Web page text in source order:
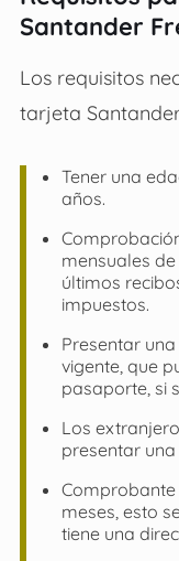
Santander
Los requisitos
tarjeta
Tener una
años.
mensuales
últimos
impuestos.
Presentar
vigente, que
pasaporte, si
Los
presentar
Comprobante
meses, esto
tiene una